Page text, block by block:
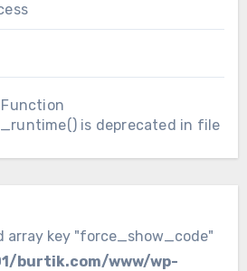
is deprecated in file
array key "force_show_code"
burtik.com/www/wp-